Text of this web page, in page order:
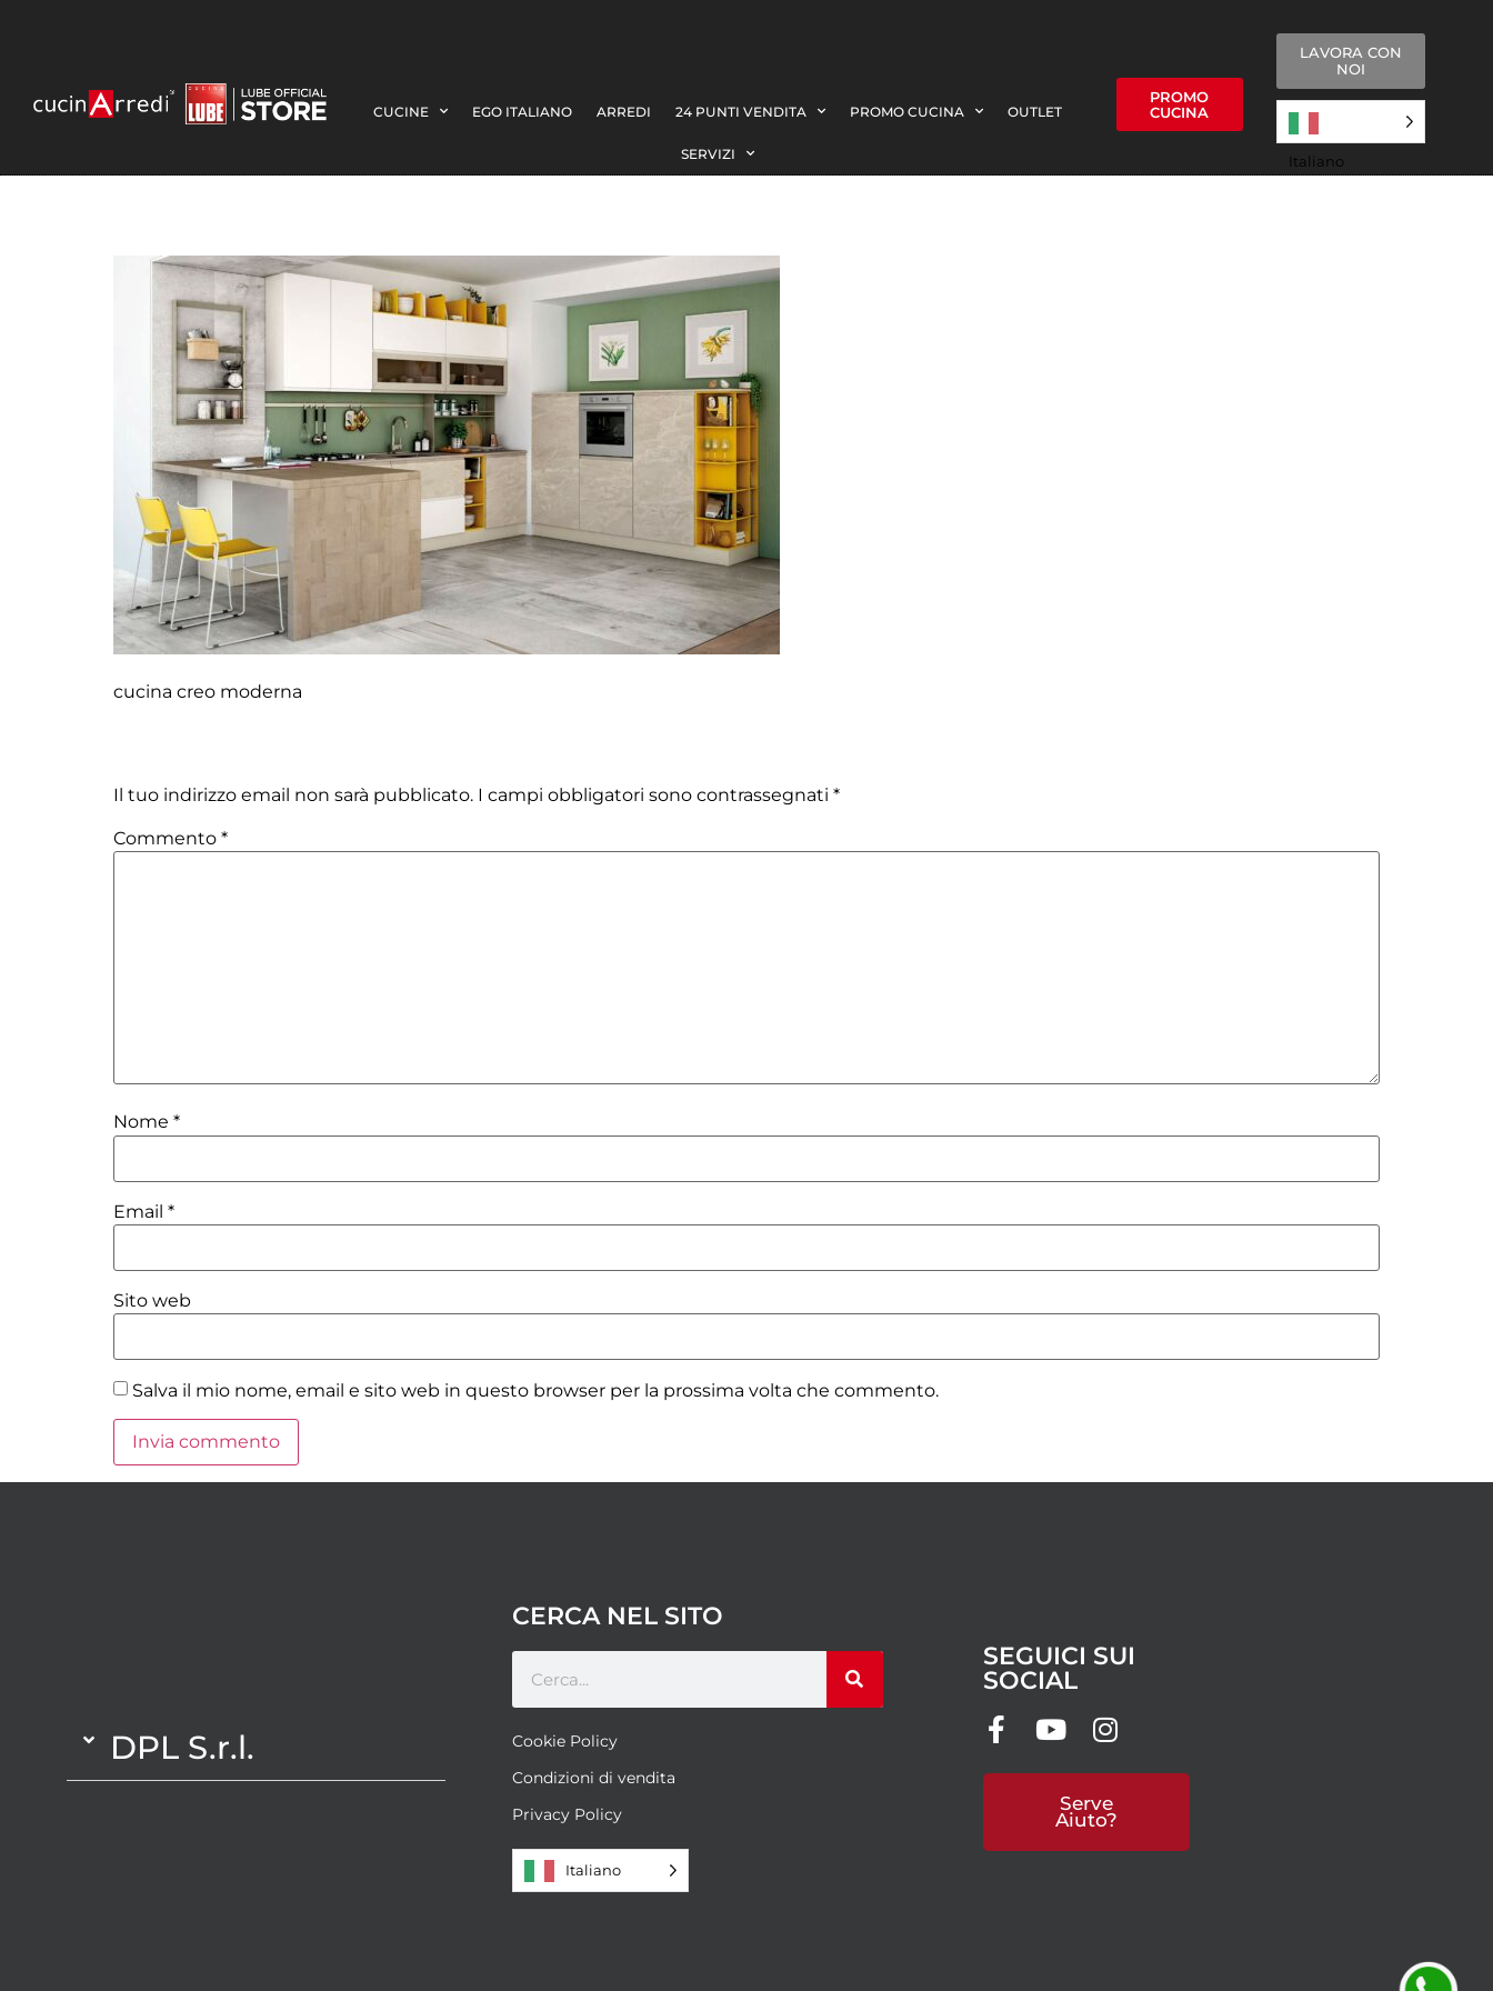
CUCINE EGO ITALIANO ARREDI 24 PUNTI VENDITA PROMO CUCINA OUTLET
SERVIZI
PROMO
CUCINA
LAVORA CON
NOI
Italiano
cucina creo moderna
Il tuo indirizzo email non sarà pubblicato. I campi obbligatori sono contrassegnati *
Commento *
Nome *
Email *
Sito web
Salva il mio nome, email e sito web in questo browser per la prossima volta che commento.
DPL S.r.l.
CERCA NEL SITO
Cookie Policy
Condizioni di vendita
Privacy Policy
Italiano
SEGUICI SUI
SOCIAL
Serve
Aiuto?